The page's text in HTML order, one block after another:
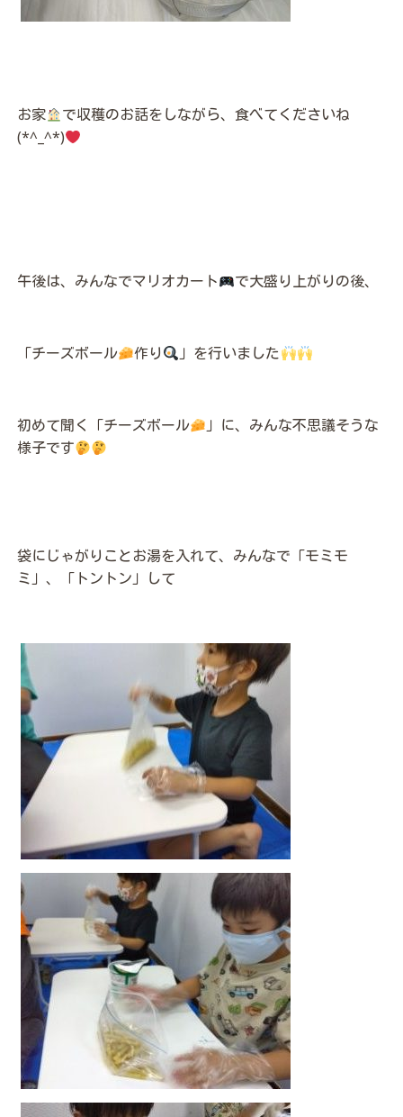
お家
で収穫のお話をしながら、食べてくださいね
(*^_^*)
午後は、みんなでマリオカート で大盛り上がりの後、
「チーズボール 作り 」を行いました
初めて聞く「チーズボール
」に、みんな不思議そうな
様子です
袋にじゃがりことお湯を入れて、みんなで「モミモ
ミ」、「トントン」して